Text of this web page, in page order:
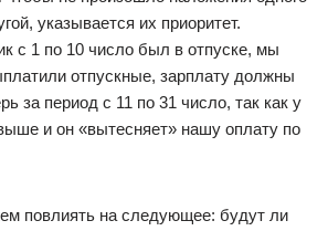
указывается их приоритет.
с 1 по 10 число был в отпуске, мы
отпускные, зарплату должны
за период с 11 по 31 число, так как у
и он «вытесняет» нашу оплату по
повлиять на следующее: будут ли